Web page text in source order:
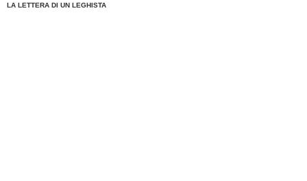
LA LETTERA DI UN LEGHISTA